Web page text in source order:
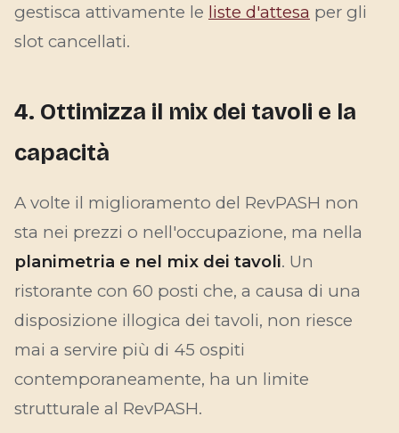
gestisca attivamente le liste d'attesa per gli
slot cancellati.
4. Ottimizza il mix dei tavoli e la
capacità
A volte il miglioramento del RevPASH non
sta nei prezzi o nell'occupazione, ma nella
planimetria e nel mix dei tavoli. Un
ristorante con 60 posti che, a causa di una
disposizione illogica dei tavoli, non riesce
mai a servire più di 45 ospiti
contemporaneamente, ha un limite
strutturale al RevPASH.